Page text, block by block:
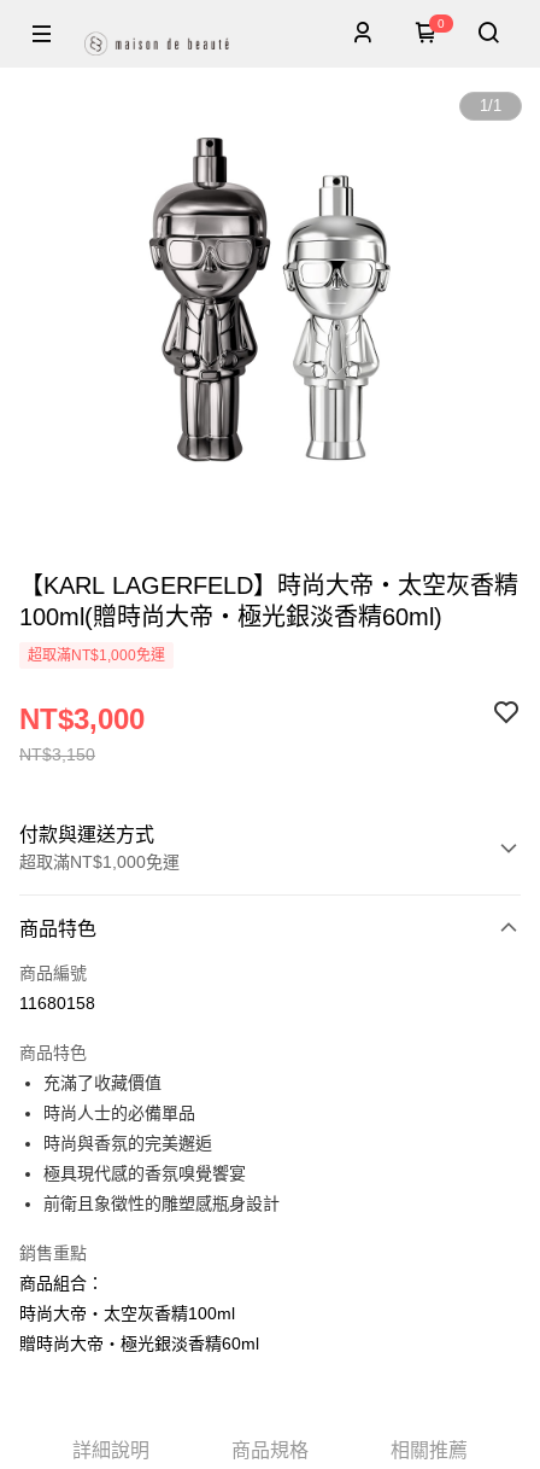
0
1/1
【KARL LAGERFELD】時尚大帝‧太空灰香精
100ml(贈時尚大帝‧極光銀淡香精60ml)
超取滿NT$1,000免運
NT$3,150
NT$3,000
付款與運送方式
超取滿NT$1,000免運
信用卡一次付款
ATM付款
運送方式
付款後全家取貨
每筆NT$80，滿NT$1,000(含以上)免運費
付款後萊爾富取貨
每筆NT$100，滿NT$1,000(含以上)免運費
付款後7-11取貨
每筆NT$80，滿NT$1,000(含以上)免運費
宅配(全站)
每筆NT$80，滿NT$1,000(含以上)免運費
商品特色
商品編號
11680158
商品特色
充滿了收藏價值
時尚人士的必備單品
時尚與香氛的完美邂逅
極具現代感的香氛嗅覺饗宴
前衛且象徵性的雕塑感瓶身設計
銷售重點
商品組合：
時尚大帝‧太空灰香精100ml
贈時尚大帝‧極光銀淡香精60ml
詳細說明 商品規格 相關推薦